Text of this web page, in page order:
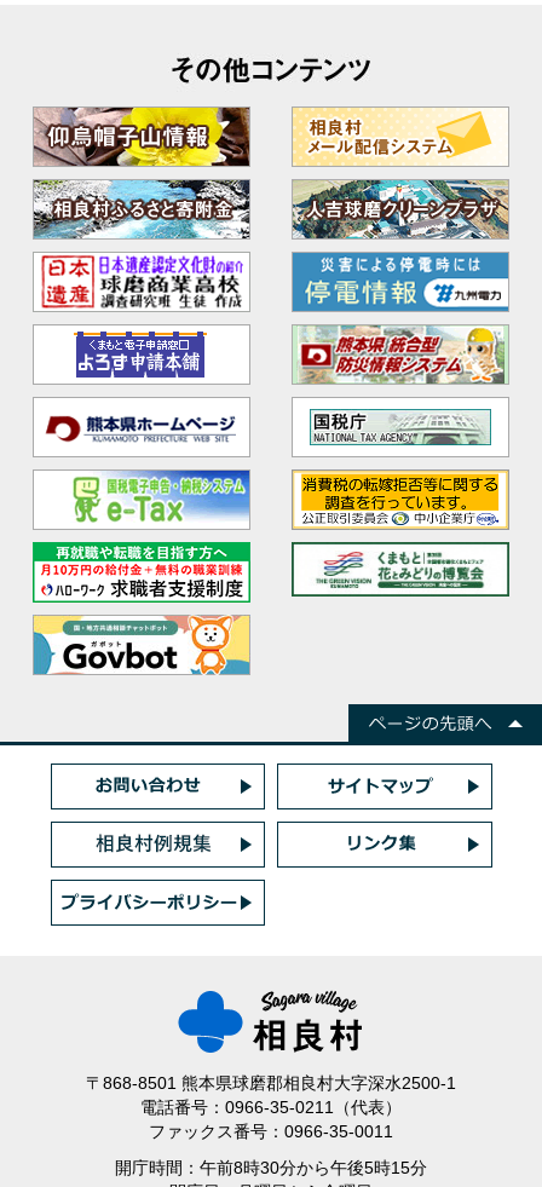
〒868-8501 熊本県球磨郡相良村大字深水2500-1
電話番号：0966-35-0211（代表）
ファックス番号：0966-35-0011
開庁時間：午前8時30分から午後5時15分